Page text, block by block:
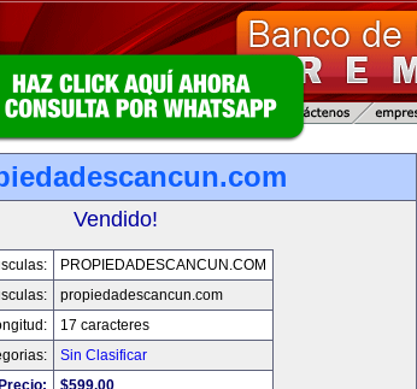
Vendido!
PROPIEDADESCANCUN.COM
propiedadescancun.com
17 caracteres
Sin Clasificar
Precio:
$599.00